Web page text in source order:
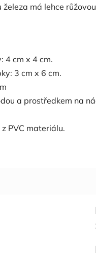
má lehce
4 cm x 4 cm.
3 cm x 6 cm.
a prostředkem na
PVC materiálu.